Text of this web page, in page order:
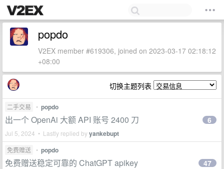
popdo
V2EX member #619306, joined on 2023-03-17 02:18:12
+08:00
切换主题列表
二手交易 • popdo
出一个 OpenAi 大额 API 账号 2400 刀
Jul 5, 2024 • Lastly replied byyankebupt
6
免费赠送 • popdo
免费赠送稳定可靠的 ChatGPT apikey 47